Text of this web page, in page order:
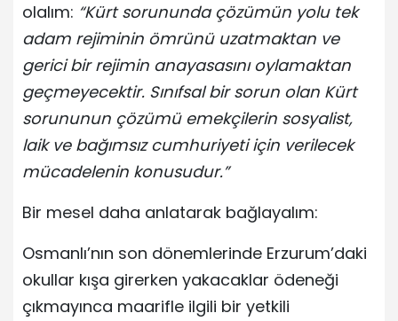
olalım: “Kürt sorununda çözümün yolu tek
adam rejiminin ömrünü uzatmaktan ve
gerici bir rejimin anayasasını oylamaktan
geçmeyecektir. Sınıfsal bir sorun olan Kürt
sorununun çözümü emekçilerin sosyalist,
laik ve bağımsız cumhuriyeti için verilecek
mücadelenin konusudur.”
Bir mesel daha anlatarak bağlayalım:
Osmanlı’nın son dönemlerinde Erzurum’daki
okullar kışa girerken yakacaklar ödeneği
çıkmayınca maarifle ilgili bir yetkili